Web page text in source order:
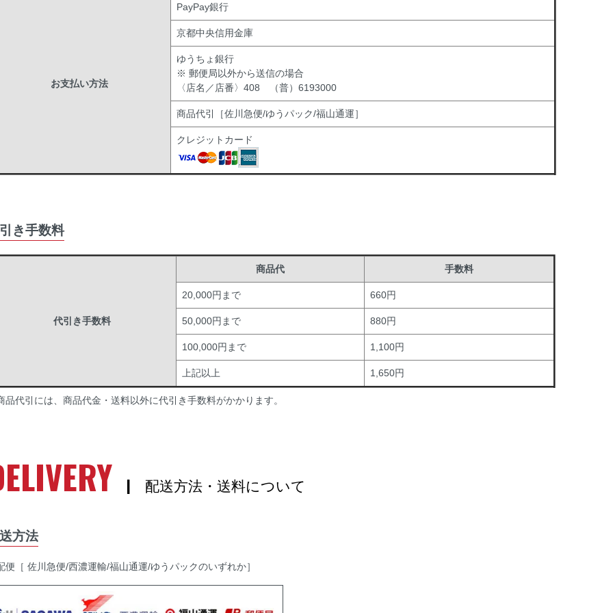
お支払い方法
PayPay銀行
京都中央信用金庫
ゆうちょ銀行
※ 郵便局以外から送信の場合
〈店名／店番〉408 （普）6193000
商品代引［佐川急便/ゆうパック/福山通運］
クレジットカード
き手数料
代引き手数料
商品代 手数料
20,000円まで 660円
50,000円まで 880円
100,000円まで 1,100円
上記以上 1,650円
代引には、商品代金・送料以外に代引き手数料がかかります。
| 配送方法・送料について
方法
便［ 佐川急便/西濃運輸/福山通運/ゆうパックのいずれか］